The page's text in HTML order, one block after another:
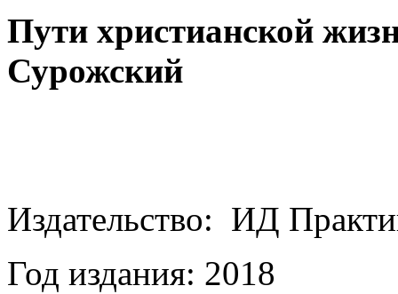
Пути христианской
Сурожский
Издательство: ИД
Год издания: 2018